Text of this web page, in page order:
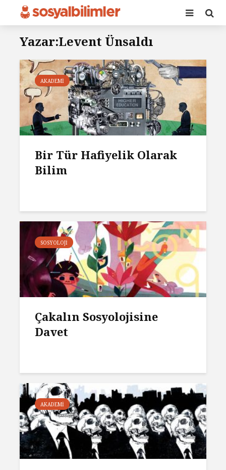
Yazar:Levent Ünsaldı
AKADEMI
Bir Tür Hafiyelik Olarak
Bilim
SOSYOLOJI
Çakalın Sosyolojisine
Davet
AKADEMI